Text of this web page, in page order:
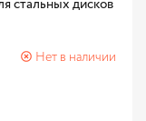
стальных дисков
Нет в наличии